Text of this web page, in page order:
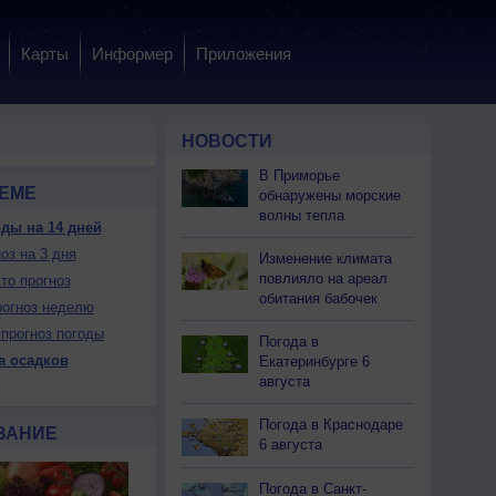
Карты Информер Приложения
пн 10 пн
Утро
10 пн
Вечер
Можно
11 вт
Ночь
Можно
11 вт
Утро
Нет
Можно
11 вт
День
Можно
11 вт
Вечер
Нет
+15 +17 +11 +9 +10 +15
на 14 дней
на 3 дня
прогноз
неделю
погоды
осадков
НОВОСТИ
В Приморье
обнаружены морские
волны тепла
Изменение климата
повлияло на ареал
обитания бабочек
Погода в
Екатеринбурге 6
августа
Погода в Краснодаре
6 августа
Погода в Санкт-